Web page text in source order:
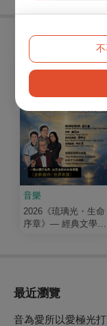
購買此節目的
音樂
2026《琉璃光・生命
序章》— 經典文學清
最近瀏覽
音為愛所以愛極光